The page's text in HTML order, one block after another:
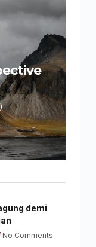
demi
No Comments